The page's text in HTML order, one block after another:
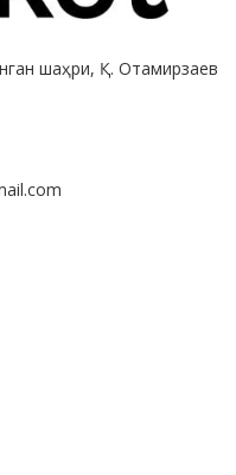
шаҳри, Қ. Отамирзаев